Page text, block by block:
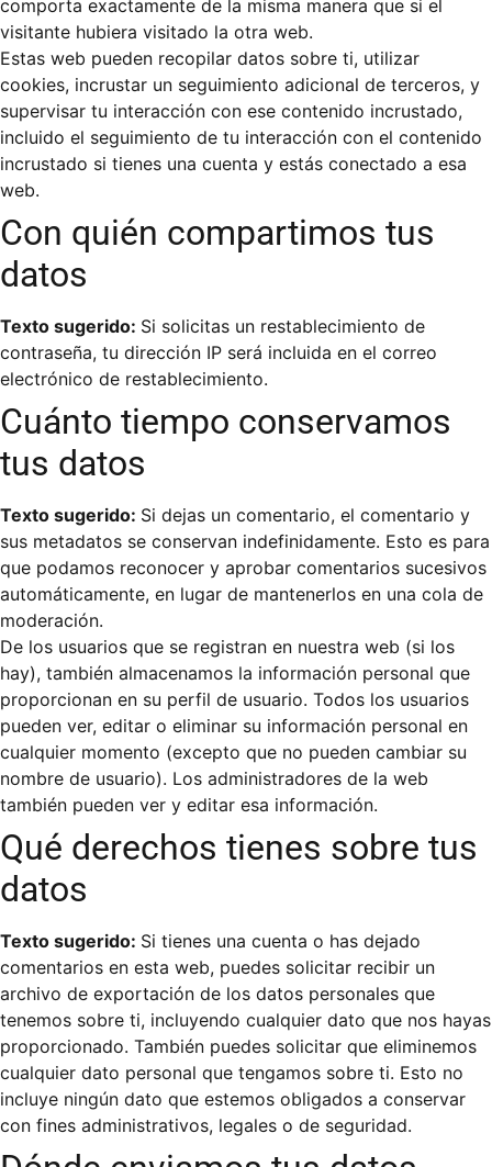
comporta exactamente de la misma manera que si el
visitante hubiera visitado la otra web.
Estas web pueden recopilar datos sobre ti, utilizar
cookies, incrustar un seguimiento adicional de terceros, y
supervisar tu interacción con ese contenido incrustado,
incluido el seguimiento de tu interacción con el contenido
incrustado si tienes una cuenta y estás conectado a esa
web.
Con quién compartimos tus
datos
Texto sugerido: Si solicitas un restablecimiento de
contraseña, tu dirección IP será incluida en el correo
electrónico de restablecimiento.
Cuánto tiempo conservamos
tus datos
Texto sugerido: Si dejas un comentario, el comentario y
sus metadatos se conservan indefinidamente. Esto es para
que podamos reconocer y aprobar comentarios sucesivos
automáticamente, en lugar de mantenerlos en una cola de
moderación.
De los usuarios que se registran en nuestra web (si los
hay), también almacenamos la información personal que
proporcionan en su perfil de usuario. Todos los usuarios
pueden ver, editar o eliminar su información personal en
cualquier momento (excepto que no pueden cambiar su
nombre de usuario). Los administradores de la web
también pueden ver y editar esa información.
Qué derechos tienes sobre tus
datos
Texto sugerido: Si tienes una cuenta o has dejado
comentarios en esta web, puedes solicitar recibir un
archivo de exportación de los datos personales que
tenemos sobre ti, incluyendo cualquier dato que nos hayas
proporcionado. También puedes solicitar que eliminemos
cualquier dato personal que tengamos sobre ti. Esto no
incluye ningún dato que estemos obligados a conservar
con fines administrativos, legales o de seguridad.